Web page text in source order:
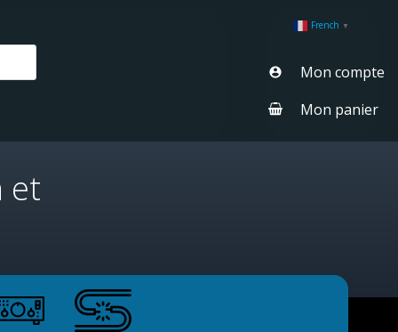
French ▼
Mon compte
Mon panier
et